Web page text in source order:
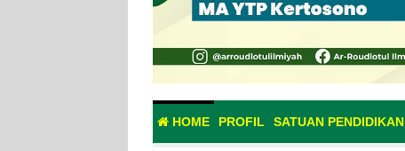
HOME PROFIL SATUAN PENDIDIKAN